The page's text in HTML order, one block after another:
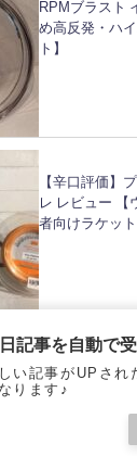
RPMブラスト
め高反発・ハ
ト】
【辛口評価】
レ レビュー 【
者向けラケット
Vコア 98 2021
くパワーもあ
ラケット】
記事を自動で受
い記事がUPされ
ります♪